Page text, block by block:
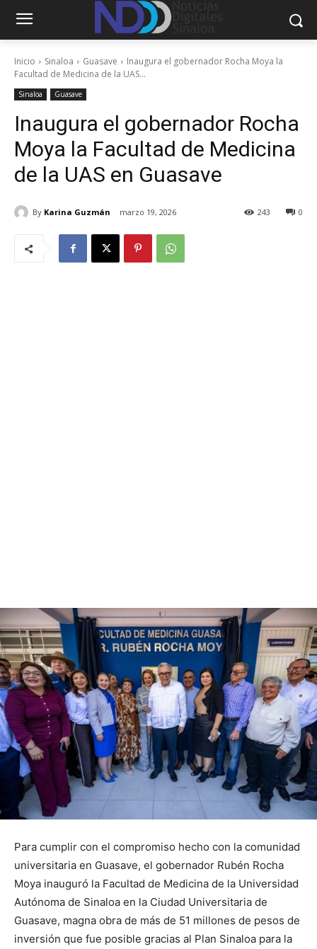
Inicio Sinaloa Guasave
Inaugura el gobernador Rocha Moya la
Facultad de Medicina de la UAS...
Sinaloa Guasave
Inaugura el gobernador Rocha
Moya la Facultad de Medicina
de la UAS en Guasave
By Karina Guzmán marzo 19, 2026 0
243
Para cumplir con el compromiso hecho con la comunidad
universitaria en Guasave, el gobernador Rubén Rocha
Moya inauguró la Facultad de Medicina de la Universidad
Autónoma de Sinaloa en la Ciudad Universitaria de
Guasave, magna obra de más de 51 millones de pesos de
inversión que fue posible gracias al Plan Sinaloa para la